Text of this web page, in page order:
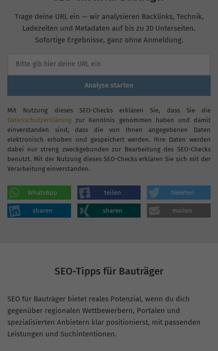
Trage deine URL ein — wir analysieren Backlinks, Technik,
Ladezeiten und Metadaten auf bis zu 20 Unterseiten.
Sofortige Ergebnisse, ganz ohne Anmeldung.
Analyse starten
Mit Nutzung dieses SEO-Checks erklären Sie, dass Sie die
Datenschutzerklärung zur Kenntnis genommen haben und damit
einverstanden sind, dass die von Ihnen angegebenen Daten
elektronisch erhoben und gespeichert werden. Ihre Daten werden
dabei nur streng zweckgebunden zur Bearbeitung des SEO-Checks
benutzt. Mit der Nutzung dieses SEO-Checks erklären Sie sich mit der
Verarbeitung einverstanden.
WhatsApp teilen tweeten
sharen sharen mailen
SEO-Tipps für Bauträger
SEO für Bauträger bietet reales Potenzial, wenn du dich
gegenüber regionalen Wettbewerbern, Portalen und
spezialisierten Anbietern klar positionierst, mit passenden
Leistungen und Suchintentionen.